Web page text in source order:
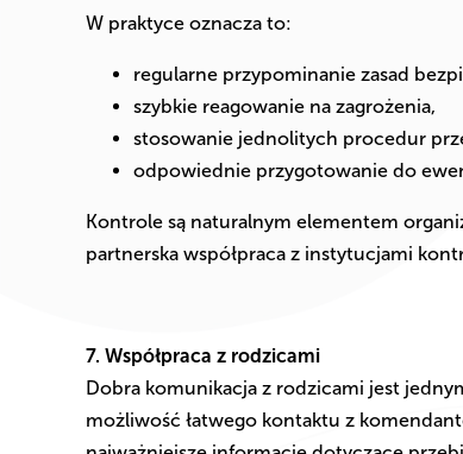
W praktyce oznacza to:
regularne przypominanie zasad
szybkie reagowanie na zagrożenia,
stosowanie jednolitych procedur
odpowiednie przygotowanie do
Kontrole są naturalnym elementem
partnerska współpraca z instytucjami
7. Współpraca z rodzicami
Dobra komunikacja z rodzicami jest
możliwość łatwego kontaktu z